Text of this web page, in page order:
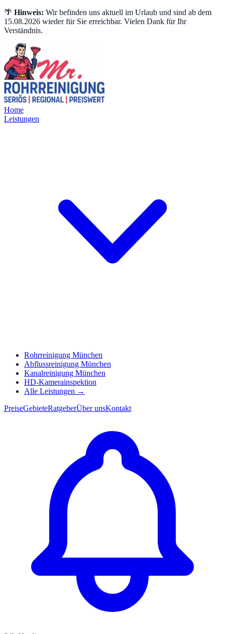
🌴 Hinweis: Wir befinden uns aktuell im Urlaub und sind ab dem
15.08.2026 wieder für Sie erreichbar. Vielen Dank für Ihr
Verständnis.
Home
Leistungen
Rohrreinigung München
Abflussreinigung München
Kanalreinigung München
HD-Kamerainspektion
Alle Leistungen →
PreiseGebieteRatgeberÜber unsKontakt